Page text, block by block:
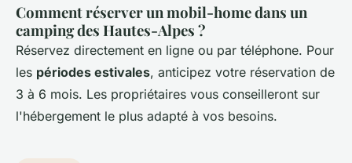
Comment réserver un mobil-home dans un
camping des Hautes-Alpes ?
Réservez directement en ligne ou par téléphone. Pour
les périodes estivales, anticipez votre réservation de
3 à 6 mois. Les propriétaires vous conseilleront sur
l'hébergement le plus adapté à vos besoins.